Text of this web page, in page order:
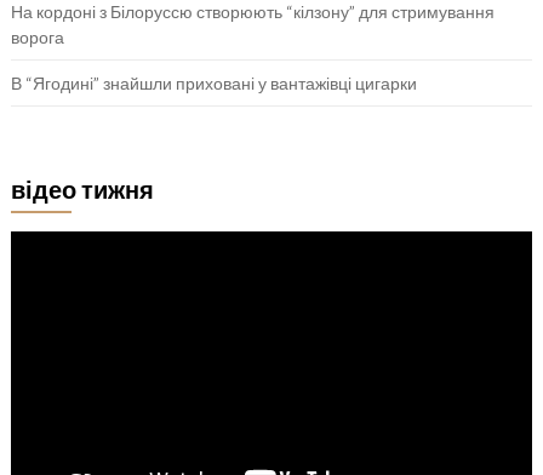
На кордоні з Білоруссю створюють “кілзону” для стримування
ворога
В “Ягодині” знайшли приховані у вантажівці цигарки
відео тижня